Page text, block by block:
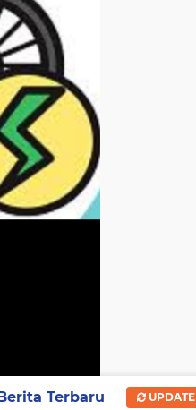
Berita Terbaru UPDATE